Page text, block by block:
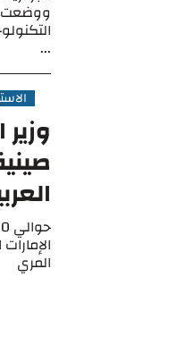
ووضعت
...
المري